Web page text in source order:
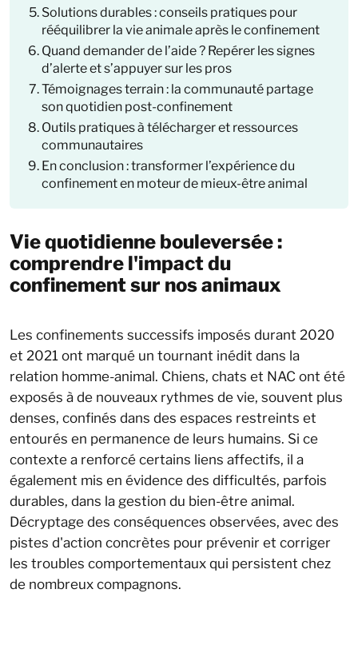
Solutions durables : conseils pratiques pour
rééquilibrer la vie animale après le confinement
Quand demander de l’aide ? Repérer les signes
d’alerte et s’appuyer sur les pros
Témoignages terrain : la communauté partage
son quotidien post-confinement
Outils pratiques à télécharger et ressources
communautaires
En conclusion : transformer l’expérience du
confinement en moteur de mieux-être animal
Vie quotidienne bouleversée :
comprendre l'impact du
confinement sur nos animaux
Les confinements successifs imposés durant 2020
et 2021 ont marqué un tournant inédit dans la
relation homme-animal. Chiens, chats et NAC ont été
exposés à de nouveaux rythmes de vie, souvent plus
denses, confinés dans des espaces restreints et
entourés en permanence de leurs humains. Si ce
contexte a renforcé certains liens affectifs, il a
également mis en évidence des difficultés, parfois
durables, dans la gestion du bien-être animal.
Décryptage des conséquences observées, avec des
pistes d'action concrètes pour prévenir et corriger
les troubles comportementaux qui persistent chez
de nombreux compagnons.